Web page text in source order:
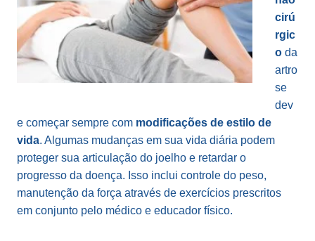
cirú
rgic
o da
artro
se
dev
e começar sempre com modificações de estilo de
vida. Algumas mudanças em sua vida diária podem
proteger sua articulação do joelho e retardar o
progresso da doença. Isso inclui controle do peso,
manutenção da força através de exercícios prescritos
em conjunto pelo médico e educador físico.